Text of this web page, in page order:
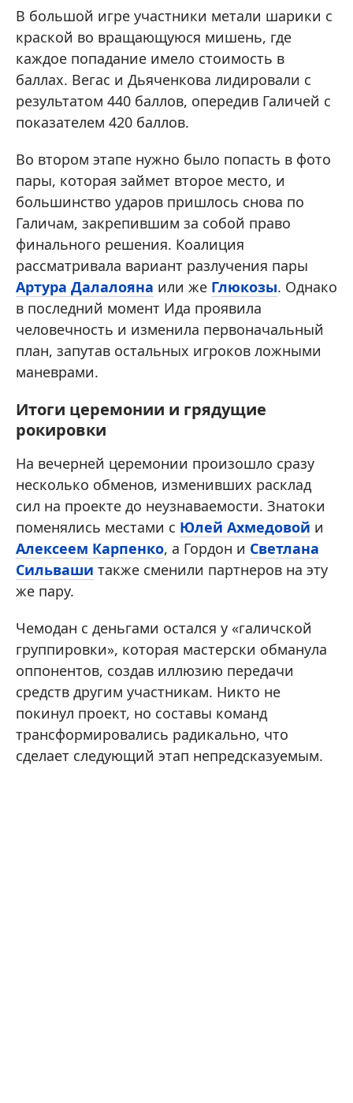
В большой игре участники метали шарики с
краской во вращающуюся мишень, где
каждое попадание имело стоимость в
баллах. Вегас и Дьяченкова лидировали с
результатом 440 баллов, опередив Галичей с
показателем 420 баллов.
Во втором этапе нужно было попасть в фото
пары, которая займет второе место, и
большинство ударов пришлось снова по
Галичам, закрепившим за собой право
финального решения. Коалиция
рассматривала вариант разлучения пары
Артура Далалояна или же Глюкозы. Однако
в последний момент Ида проявила
человечность и изменила первоначальный
план, запутав остальных игроков ложными
маневрами.
Итоги церемонии и грядущие
рокировки
На вечерней церемонии произошло сразу
несколько обменов, изменивших расклад
сил на проекте до неузнаваемости. Знатоки
поменялись местами с Юлей Ахмедовой и
Алексеем Карпенко, а Гордон и Светлана
Сильваши также сменили партнеров на эту
же пару.
Чемодан с деньгами остался у «галичской
группировки», которая мастерски обманула
оппонентов, создав иллюзию передачи
средств другим участникам. Никто не
покинул проект, но составы команд
трансформировались радикально, что
сделает следующий этап непредсказуемым.